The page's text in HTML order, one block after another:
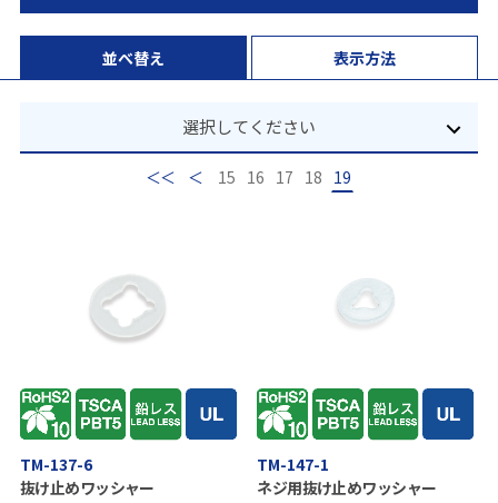
並べ替え 表示方法
選択してください
前 15 16 17 18 19
TM-137-6
抜け止めワッシャー
TM-147-1
ネジ用抜け止めワッシャー